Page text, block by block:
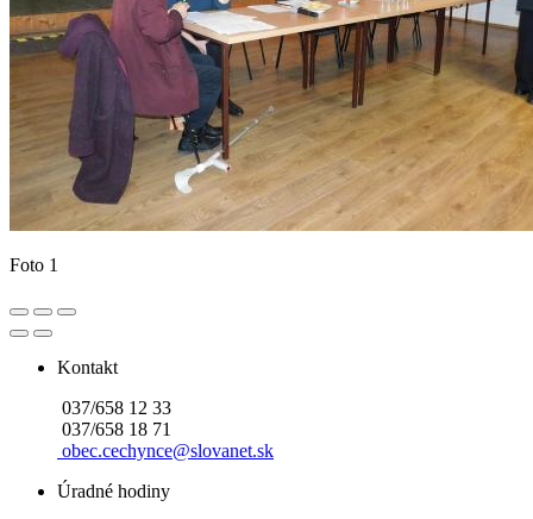
Foto 1
Kontakt
037/658 12 33
037/658 18 71
obec.cechynce@slovanet.sk
Úradné hodiny